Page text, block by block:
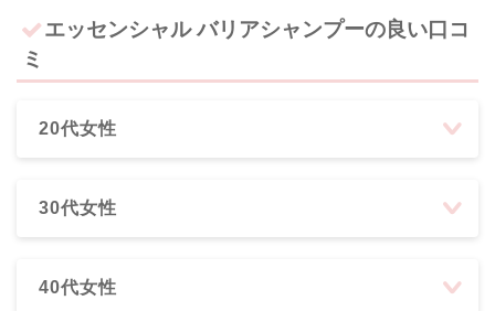
エッセンシャル バリアシャンプーの良い口コ
ミ
20代女性
30代女性
40代女性